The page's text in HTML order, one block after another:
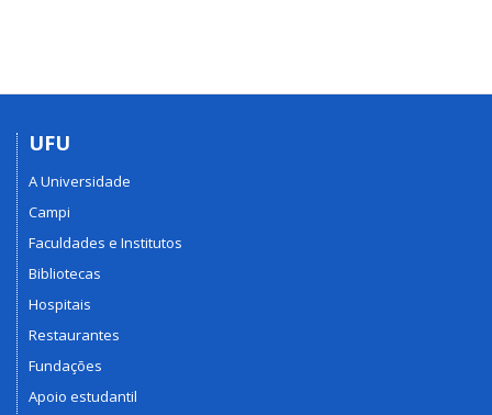
UFU
A Universidade
Campi
Faculdades e Institutos
Bibliotecas
Hospitais
Restaurantes
Fundações
Apoio estudantil